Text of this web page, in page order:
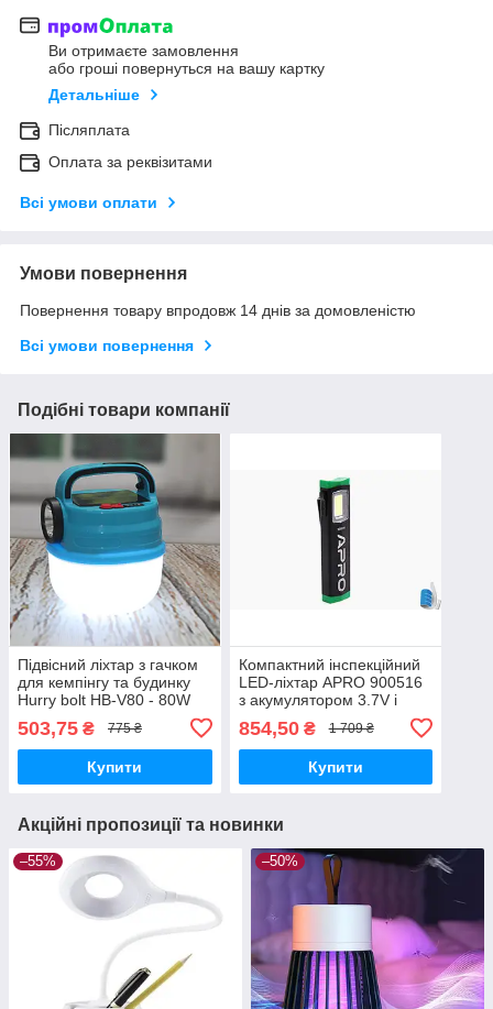
Ви отримаєте замовлення
або гроші повернуться на вашу картку
Детальніше
Післяплата
Оплата за реквізитами
Всі умови оплати
Умови повернення
Повернення товару впродовж 14 днів за домовленістю
Всі умови повернення
Подібні товари компанії
Підвісний ліхтар з гачком
для кемпінгу та будинку
Hurry bolt HB-V80 - 80W
503,75 ₴ 775 ₴
Купити
Компактний інспекційний
LED-ліхтар APRO 900516
з акумулятором 3.7V і
зручного використання
854,50₴ 1 709 ₴
Купити
Акційні пропозиції та новинки
–55% –50%